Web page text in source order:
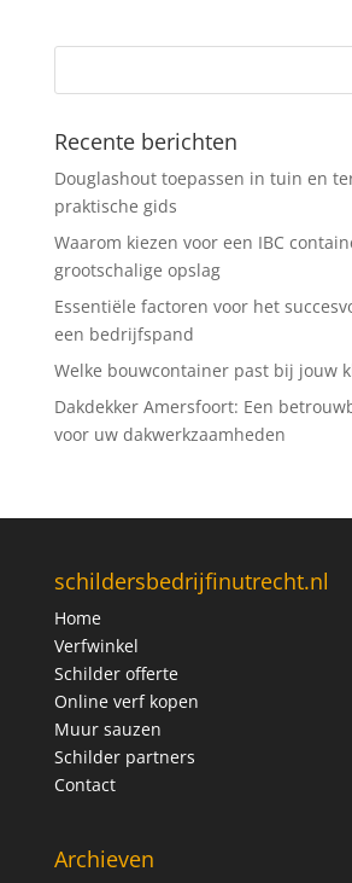
Recente berichten
Douglashout toepassen in tuin en
praktische gids
Waarom kiezen voor een IBC
grootschalige opslag
Essentiële factoren voor het
een bedrijfspand
Welke bouwcontainer past bij jouw
Dakdekker Amersfoort: Een
voor uw dakwerkzaamheden
schildersbedrijfinutrecht.nl
Home
Verfwinkel
Schilder offerte
Online verf kopen
Muur sauzen
Schilder partners
Contact
Archieven